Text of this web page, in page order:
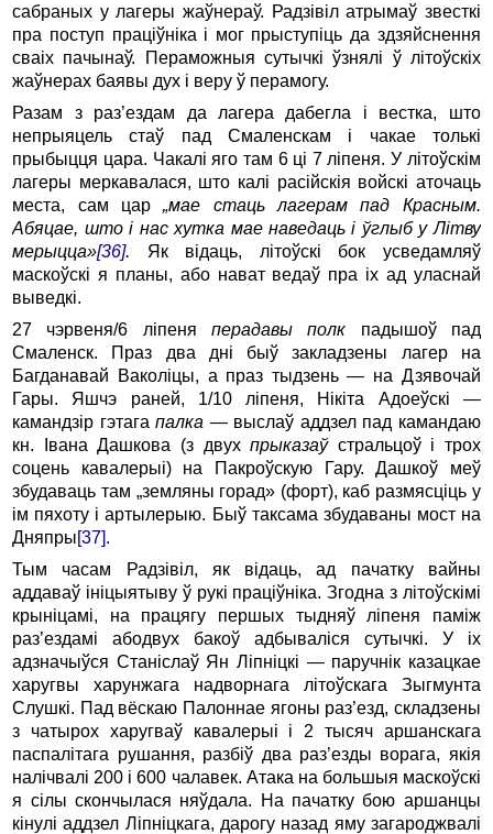
сабраных у лагеры жаўнераў. Радзівіл атрымаў звесткі
пра поступ праціўніка і мог прыступіць да здзяйснення
сваіх пачынаў. Пераможныя сутычкі ўзнялі ў літоўскіх
жаўнерах баявы дух і веру ў перамогу.
Разам з раз’ездам да лагера дабегла і вестка, што
непрыяцель стаў пад Смаленскам і чакае толькі
прыбыцця цара. Чакалі яго там 6 ці 7 ліпеня. У літоўскім
лагеры меркавалася, што калі расійскія войскі аточаць
места, сам цар„мае стаць лагерам пад Красным.
Абяцае, што і нас хутка мае наведаць і ўглыб у Літву
мерыцца»[36]. Як відаць, літоўскі бок усведамляў
маскоўскі я планы, або нават ведаў пра іх ад уласнай
выведкі.
27 чэрвеня/6 ліпеня перадавы полк падышоў пад
Смаленск. Праз два дні быў закладзены лагер на
Багданавай Ваколіцы, а праз тыдзень — на Дзявочай
Гары. Яшчэ раней, 1/10 ліпеня, Нікіта Адоеўскі —
камандзір гэтагапалка — выслаў аддзел пад камандаю
кн. Івана Дашкова (з двухпрыказаўстральцоў і трох
соцень кавалерыі) на Пакроўскую Гару. Дашкоў меў
збудаваць там „земляны горад» (форт), каб размясціць у
ім пяхоту і артылерыю. Быў таксама збудаваны мост на
Дняпры[37].
Тым часам Радзівіл, як відаць, ад пачатку вайны
аддаваў ініцыятыву ў рукі праціўніка. Згодна з літоўскімі
крыніцамі, на працягу першых тыдняў ліпеня паміж
раз’ездамі абодвух бакоў адбываліся сутычкі. У іх
адзначыўся Станіслаў Ян Ліпніцкі — паручнік казацкае
харугвы харунжага надворнага літоўскага Зыгмунта
Слушкі. Пад вёскаю Палоннае ягоны раз’езд, складзены
з чатырох харугваў кавалерыі і 2 тысяч аршанскага
паспалітага рушання, разбіў два раз’езды ворага, якія
налічвалі 200 і 600 чалавек. Атака на большыя маскоўскі
я сілы скончылася няўдала. На пачатку бою аршанцы
кінулі аддзел Ліпніцкага, дарогу назад яму загароджвалі